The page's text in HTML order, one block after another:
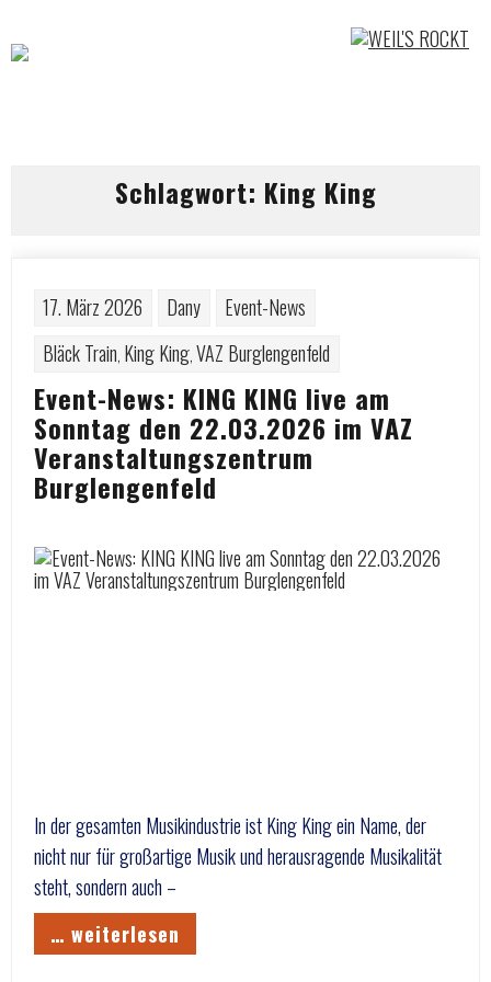
content
Schlagwort: King King
17. März 2026 Dany
Event-News
Bläck Train, King King,VAZ Burglengenfeld
Event-News: KING KING live am
Sonntag den 22.03.2026 im VAZ
Veranstaltungszentrum
Burglengenfeld
In der gesamten Musikindustrie ist King King ein Name, der
nicht nur für großartige Musik und herausragende Musikalität
steht, sondern auch –
… weiterlesen